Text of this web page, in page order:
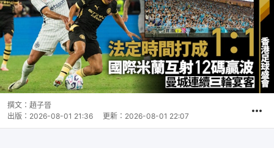
撰文： 趙子晉
出版： 2026-08-01 21:36 更新： 2026-08-01 22:07